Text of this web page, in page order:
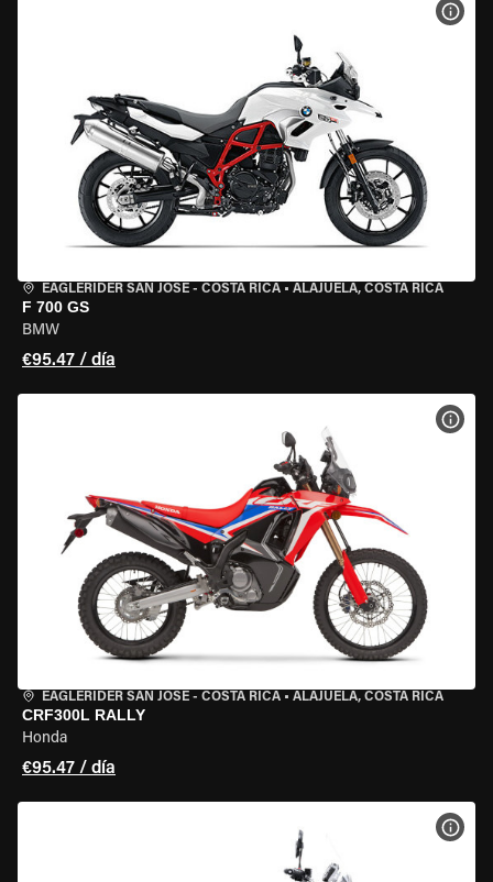
EAGLERIDER SAN JOSE - COSTA RICA • ALAJUELA, COSTA RICA
F 700 GS
BMW
€95.47 / día
VER
EAGLERIDER SAN JOSE - COSTA RICA • ALAJUELA, COSTA RICA
CRF300L RALLY
Honda
€95.47 / día
VER
VER